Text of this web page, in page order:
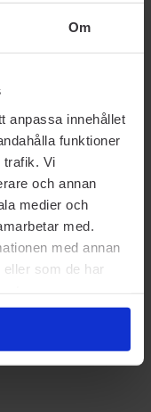
Om
anpassa innehållet
funktioner
trafik. Vi
och annan
medier och
med.
med annan
som de har